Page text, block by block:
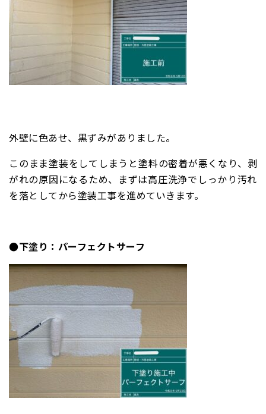
外壁に色あせ、黒ずみがありました。
このまま塗装をしてしまうと塗料の密着が悪くなり、剥
がれの原因になるため、まずは高圧洗浄でしっかり汚れ
を落としてから塗装工事を進めていきます。
●下塗り：パーフェクトサーフ